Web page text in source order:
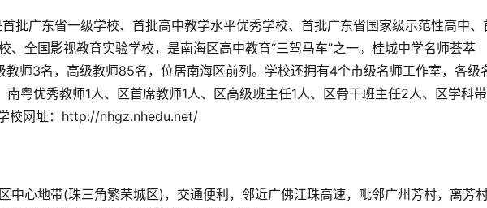
批广东省一级学校、首批高中教学水平优秀学校、首批广东省国家级示范性高中、
、全国影视教育实验学校，是南海区高中教育“三驾马车”之一。桂城中学名师荟萃
教师3名，高级教师85名，位居南海区前列。学校还拥有4个市级名师工作室，各级
南粤优秀教师1人、区首席教师1人、区高级班主任1人、区骨干班主任2人、区学科
校网址：http://nhgz.nhedu.net/
中心地带(珠三角繁荣城区)，交通便利，邻近广佛江珠高速，毗邻广州芳村，离芳